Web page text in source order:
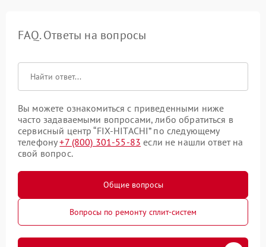
FAQ. Ответы на вопросы
Вы можете ознакомиться с приведенными ниже
часто задаваемыми вопросами, либо обратиться в
сервисный центр “FIX-HITACHI” по следующему
телефону+7 (800) 301-55-83 если не нашли ответ на
свой вопрос.
Общие вопросы
Вопросы по ремонту сплит-систем